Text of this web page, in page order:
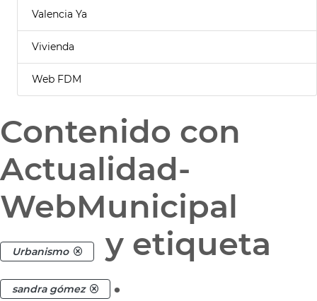
Valencia Ya
Vivienda
Web FDM
Contenido con
Actualidad-
WebMunicipal
Urbanismo y etiqueta
sandra gómez .